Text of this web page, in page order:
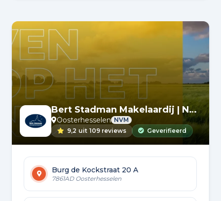
Bert Stadman Makelaardij | NVM
Oosterhesselen NVM
9,2 uit 109 reviews Geverifieerd
Burg de Kockstraat 20 A
7861AD Oosterhesselen